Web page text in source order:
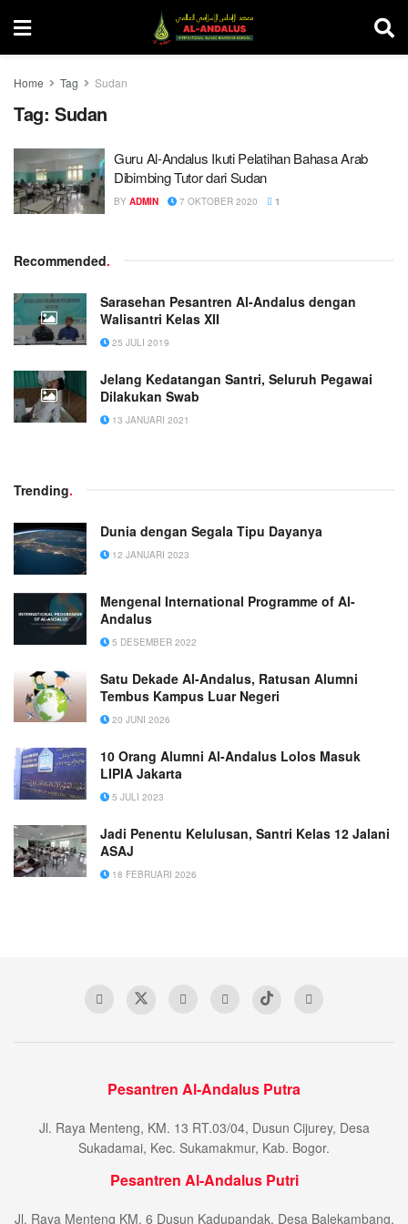
Home Tag Sudan
Tag: Sudan
Guru Al-Andalus Ikuti Pelatihan Bahasa Arab
Dibimbing Tutor dari Sudan
BY ADMIN 7 OKTOBER 2020 1
Recommended.
Sarasehan Pesantren Al-Andalus dengan
Walisantri Kelas XII
25 JULI 2019
Jelang Kedatangan Santri, Seluruh Pegawai
Dilakukan Swab
13 JANUARI 2021
Trending.
Dunia dengan Segala Tipu Dayanya
12 JANUARI 2023
Mengenal International Programme of Al-
Andalus
5 DESEMBER 2022
Satu Dekade Al-Andalus, Ratusan Alumni
Tembus Kampus Luar Negeri
20 JUNI 2026
10 Orang Alumni Al-Andalus Lolos Masuk
LIPIA Jakarta
5 JULI 2023
Jadi Penentu Kelulusan, Santri Kelas 12 Jalani
ASAJ
18 FEBRUARI 2026
Pesantren Al-Andalus Putra
Jl. Raya Menteng, KM. 13 RT.03/04, Dusun Cijurey, Desa
Sukadamai, Kec. Sukamakmur, Kab. Bogor.
Pesantren Al-Andalus Putri
Jl. Raya Menteng KM. 6 Dusun Kadupandak, Desa Balekambang,